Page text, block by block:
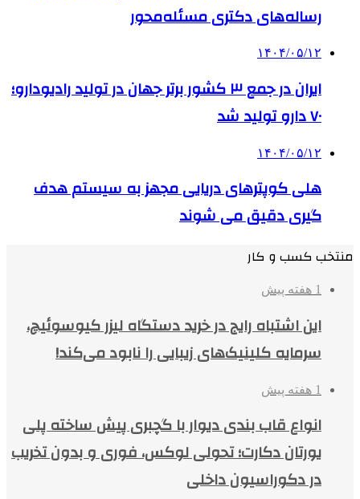
رساله‌های دکتری مسئله‌محور
۱۴۰۴/۰۵/۱۲
ایران در جمع ۳ کشور برتر جهان در تولید رادیودارو؛
۷۰ دارو تولید شد
۱۴۰۴/۰۵/۱۲
هلی کوپترهای دریایی مجهز به سیستم هدف
گیری دقیق می شوند
منتخب کسب و کار
1 هفته پیش
این اشتباه رایج در خرید دستگاه لیزر کیوسوئیچ،
سرمایه کلینیک‌های زیبایی را نابود می‌کند!
1 هفته پیش
انواع قاب بندی دیوار با گچبری پیش ساخته پلی
یورتان دکارت؛ تحولی لوکس، فوری و بدون تخریب
در دکوراسیون داخلی